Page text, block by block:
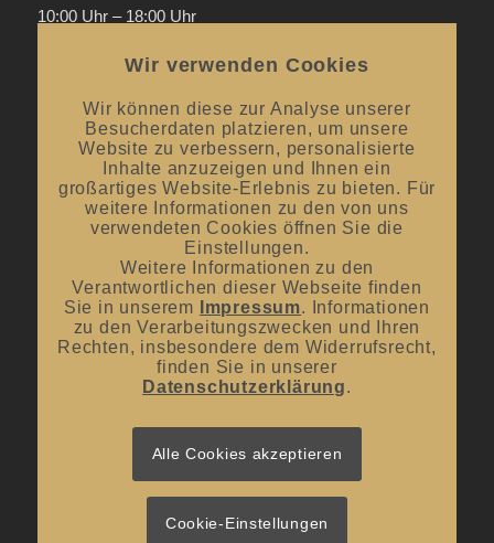
10:00 Uhr – 18:00 Uhr
Mai bis September:12:00 Uhr – 20:00 Uhr / ab 18.00 Uhr
offene Verkostungen
Oktober bis April:12.00 Uhr – 18.00 Uhr
Mittwoch und Samstag
von 10:00 Uhr – 14:00 Uhr
UNSER BLOG
#donnerstagsprickelts – Lust auf eine Geschmacksexplosion?
#donnerstagsprickelts – Start ins Frühjahr
20. April 2026 - 14:36
Wir verwenden Cookies
Wir können diese zur Analyse unserer
Besucherdaten platzieren, um unsere
Website zu verbessern, personalisierte
Inhalte anzuzeigen und Ihnen ein
großartiges Website-Erlebnis zu bieten. Für
weitere Informationen zu den von uns
verwendeten Cookies öffnen Sie die
Einstellungen.
Weitere Informationen zu den
Verantwortlichen dieser Webseite finden
Sie in unserem
Impressum. Informationen
zu den Verarbeitungszwecken und Ihren
Rechten, insbesondere dem Widerrufsrecht,
finden Sie in unserer
Datenschutzerklärung.
Alle Cookies akzeptieren
Cookie-Einstellungen